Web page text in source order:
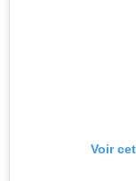
Voir